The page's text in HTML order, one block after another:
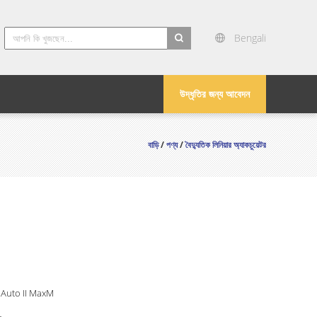
Bengali
উদ্ধৃতির জন্য আবেদন
বাড়ি/পণ্য/বৈদ্যুতিক লিনিয়ার অ্যাকচুয়েটর
II MaxM